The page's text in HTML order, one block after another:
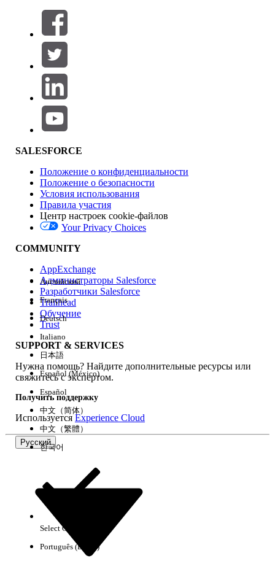
Фильтры (0)
ВЫБРАТЬ ФИЛЬТРЫ
Область продуктов
Влияние на функции
Версия
Возможности
Очистить все Готово
Результаты отсутствуют
SALESFORCE
Положение о конфиденциальности
Положение о безопасности
Условия использования
Правила участия
Центр настроек cookie-файлов
Your Privacy Choices
COMMUNITY
AppExchange
Администраторы Salesforce
Разработчики Salesforce
Trailhead
Обучение
Trust
SUPPORT & SERVICES
Нужна помощь? Найдите дополнительные ресурсы или
свяжитесь с экспертом.
Получить поддержку
ИспользуетсяExperience Cloud
Русский
Английский
Français
Deutsch
Italiano
日本語
Español (México)
Español
中文（简体）
中文（繁體）
한국어
Select Org
Português (Brasil)